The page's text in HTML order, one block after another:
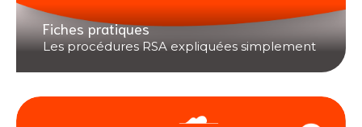
Fiches pratiques
Les procédures RSA expliquées simplement